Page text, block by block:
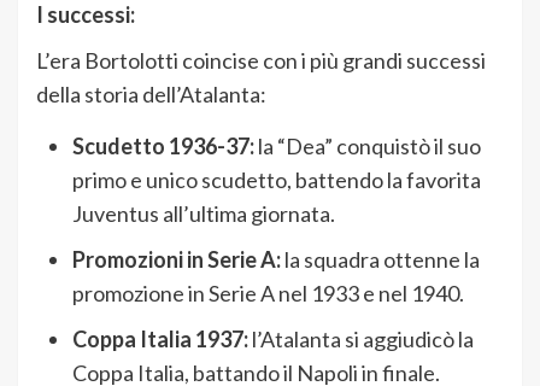
I successi:
L’era Bortolotti coincise con i più grandi successi
della storia dell’Atalanta:
Scudetto 1936-37:la “Dea” conquistò il suo
primo e unico scudetto, battendo la favorita
Juventus all’ultima giornata.
Promozioni in Serie A:la squadra ottenne la
promozione in Serie A nel 1933 e nel 1940.
Coppa Italia 1937:l’Atalanta si aggiudicò la
Coppa Italia, battando il Napoli in finale.